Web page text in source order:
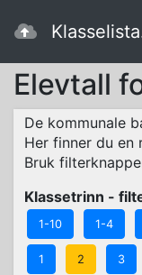
Elevtall
De kommunale
Her finner du
Bruk
Klassetrinn -
1-10 1-4
1 2 3